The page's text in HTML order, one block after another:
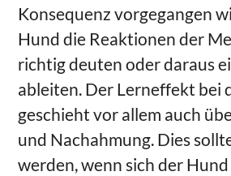
Konsequenz vorgegangen
Hund die Reaktionen der
richtig deuten oder daraus
ableiten. Der Lerneffekt bei
geschieht vor allem auch
und Nachahmung. Dies
werden, wenn sich der